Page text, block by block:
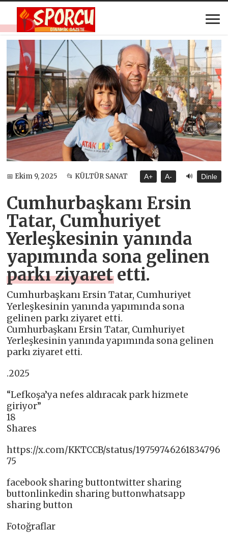
📅 Ekim 9, 2025 📂 KÜLTÜR SANAT A+ A- 🔊 Dinle
Cumhurbaşkanı Ersin
Tatar, Cumhuriyet
Yerleşkesinin yanında
yapımında sona gelinen
parkı ziyaret etti.
Cumhurbaşkanı Ersin Tatar, Cumhuriyet
Yerleşkesinin yanında yapımında sona
gelinen parkı ziyaret etti.
Cumhurbaşkanı Ersin Tatar, Cumhuriyet
Yerleşkesinin yanında yapımında sona gelinen
parkı ziyaret etti.
.2025
“Lefkoşa’ya nefes aldıracak park hizmete
giriyor”
18
Shares
https://x.com/KKTCCB/status/19759746261834796
75
facebook sharing buttontwitter sharing
buttonlinkedin sharing buttonwhatsapp
sharing button
Fotoğraflar